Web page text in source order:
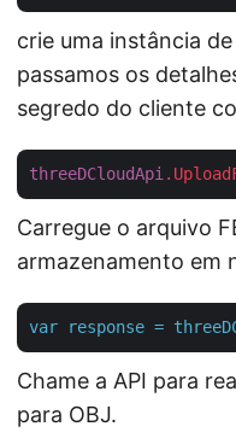
crie uma instância
passamos os
segredo do cliente
threeDCloudApi
Carregue o arquivo
armazenamento em
var response =
Chame a API para
para OBJ.